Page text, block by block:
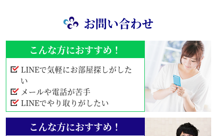
お問い合わせ
こんな方におすすめ！
LINEで気軽にお部屋探しがした
い
メールや電話が苦手
LINEでやり取りがしたい
こんな方におすすめ！